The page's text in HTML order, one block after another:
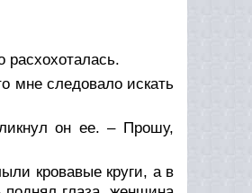
расхохоталась.
мне следовало искать
он ее. – Прошу,
кровавые круги, а в